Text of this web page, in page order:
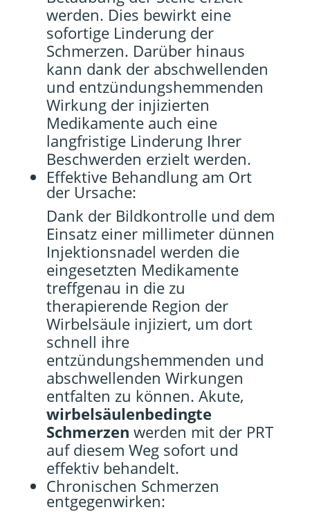
werden. Dies bewirkt eine
sofortige Linderung der
Schmerzen. Darüber hinaus
kann dank der abschwellenden
und entzündungshemmenden
Wirkung der injizierten
Medikamente auch eine
langfristige Linderung Ihrer
Beschwerden erzielt werden.
Effektive Behandlung am Ort
der Ursache:
Dank der Bildkontrolle und dem
Einsatz einer millimeter dünnen
Injektionsna­del werden die
eingesetzten Medikamente
treffgenau in die zu
therapierende Region der
Wirbelsäule injiziert, um dort
schnell ihre
entzündungshemmenden und
abschwellenden Wirkungen
entfalten zu können. Akute,
wirbelsäulenbedingte
Schmerzen werden mit der PRT
auf diesem Weg sofort und
effektiv behandelt.
Chronischen Schmerzen
entgegenwirken: